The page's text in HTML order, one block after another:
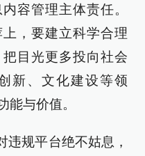
容管理主体责任。
，要建立科学合理
目光更多投向社会
新、文化建设等领
能与价值。
违规平台绝不姑息，